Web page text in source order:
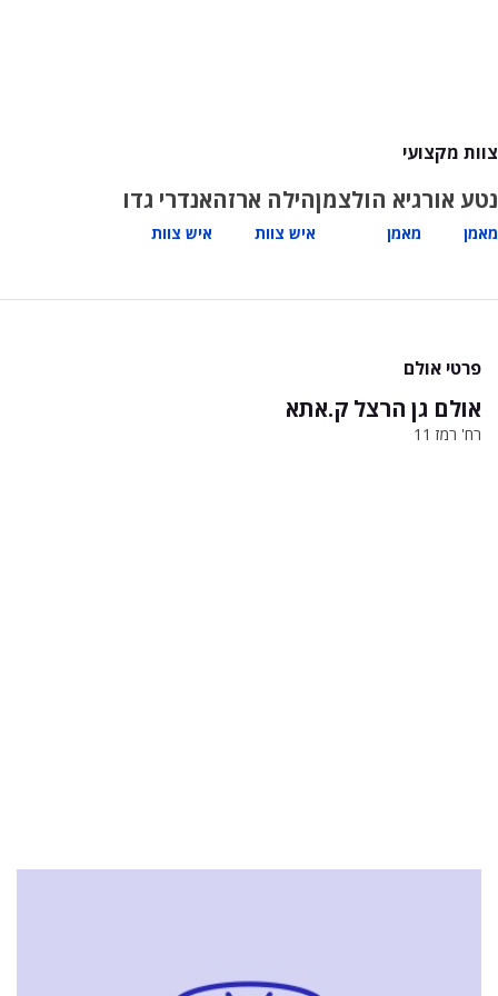
צוות מקצועי
נטע אור
מאמן
גיא הולצמן
מאמן
הילה ארזה
איש צוות
אנדרי גדו
איש צוות
פרטי אולם
אולם גן הרצל ק.אתא
רח' רמז 11